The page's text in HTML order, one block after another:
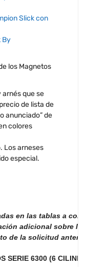
Slick con
By
los Magnetos
arnés que se
de lista de
anunciado” de
colores
Los arneses
especial.
en las tablas a
adicional sobre
de la solicitud
SERIE 6300 (6